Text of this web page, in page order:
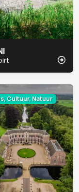
Cultuur, Natuur